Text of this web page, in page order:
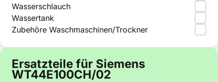
Wasserschlauch
Wassertank
Zubehöre Waschmaschinen/Trockner
Ersatzteile für Siemens
WT44E100CH/02